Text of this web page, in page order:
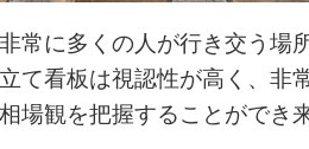
常に多くの人が行き交う場
て看板は視認性が高く、非
場観を把握することができ